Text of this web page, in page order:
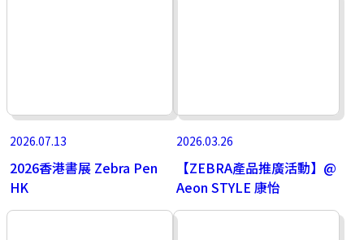
2026.07.13
2026香港書展 Zebra Pen
HK
2026.03.26
【ZEBRA產品推廣活動】@
Aeon STYLE 康怡